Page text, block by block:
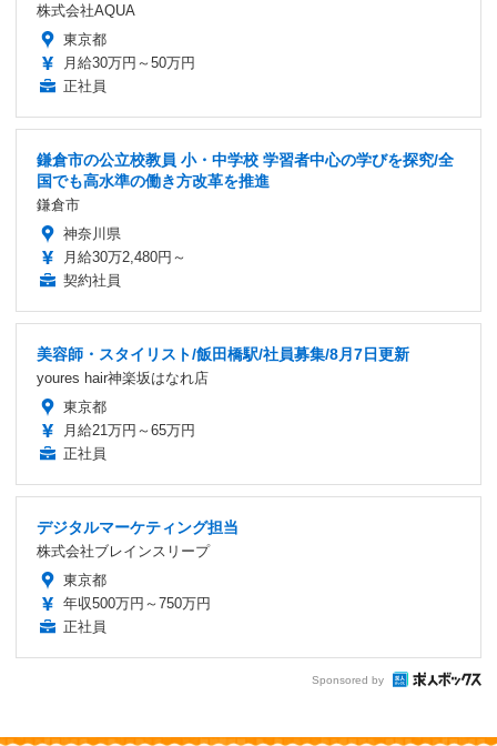
株式会社AQUA
東京都
月給30万円～50万円
正社員
鎌倉市の公立校教員 小・中学校 学習者中心の学びを探究/全
国でも高水準の働き方改革を推進
鎌倉市
神奈川県
月給30万2,480円～
契約社員
美容師・スタイリスト/飯田橋駅/社員募集/8月7日更新
youres hair神楽坂はなれ店
東京都
月給21万円～65万円
正社員
デジタルマーケティング担当
株式会社ブレインスリープ
東京都
年収500万円～750万円
正社員
Sponsored by